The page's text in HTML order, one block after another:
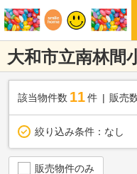
大和市立南林間
該当物件数 11件 販売
絞り込み条件： なし
販売物件のみ